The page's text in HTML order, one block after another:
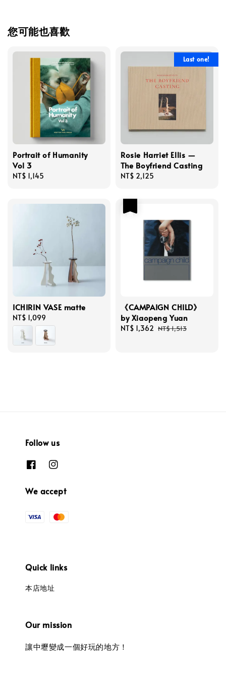
您可能也喜歡
Portrait of Humanity
Vol 3
Regular
NT$ 1,145
Last one!
Rosie Harriet Ellis —
The Boyfriend Casting
Regular
NT$ 2,125
ICHIRIN VASE matte
Regular
price
NT$ 1,099
《CAMPAIGN CHILD》
by Xiaopeng Yuan
Sale
NT$ 1,362 Regular
NT$ 1,513
Follow us
We accept
Quick links
本店地址
Our mission
讓中壢變成一個好玩的地方！